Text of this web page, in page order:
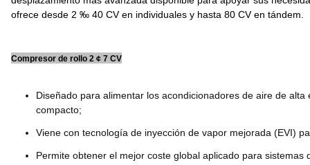
ofrece desde 2 ‰ 40 CV en individuales y hasta 80 CV en tándem.
Compresor de rollo 2 ¢ 7 CV
Diseñado para alimentar los acondicionadores de aire de
compacto;
Viene con tecnología de inyección de vapor mejorada (EVI)
Permite obtener el mejor coste global aplicado para sistemas